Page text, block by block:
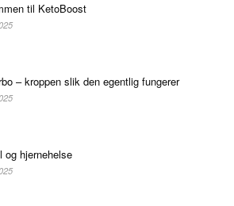
til KetoBoost
– kroppen slik den egentlig fungerer
og hjernehelse